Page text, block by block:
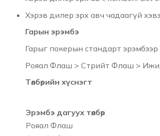
Хэрэв дилер эрх авч чадаагүй
Гарын эрэмбэ
Гарыг покерын стандарт
Рояал Флаш > Стрийт Флаш > Ижил
Төлбөрийн хүснэгт
Эрэмбэ дагуух төлбөр
Рояал Флаш